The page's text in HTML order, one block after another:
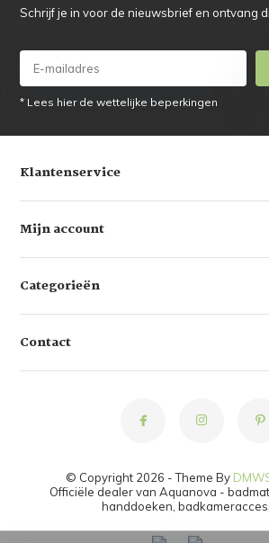
Schrijf je in voor de nieuwsbrief en ontvang
* Lees hier de wettelijke beperkingen
Klantenservice
Mijn account
Categorieën
Contact
© Copyright 2026 - Theme By
Officiële dealer van Aquanova -
handdoeken,